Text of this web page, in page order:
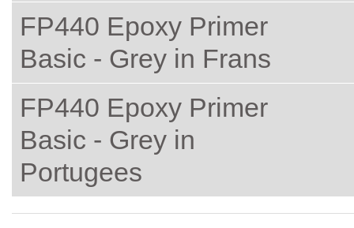
FP440 Epoxy Primer
Basic - Grey in Frans
FP440 Epoxy Primer
Basic - Grey in
Portugees